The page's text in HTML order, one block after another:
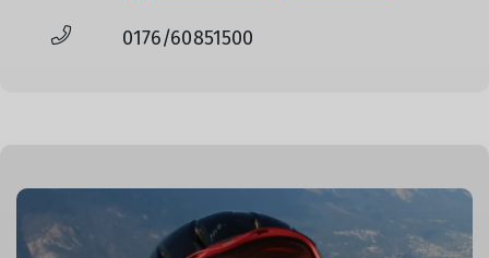
0176/60851500